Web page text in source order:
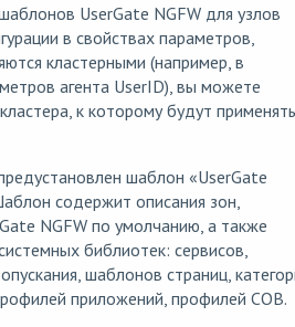
UserGate NGFW для узлов
в свойствах параметров,
кластерными (например, в
агента UserID), вы можете
к которому будут
шаблон «UserGate
содержит описания зон,
NGFW по умолчанию, а также
библиотек: сервисов,
шаблонов страниц,
приложений, профилей СОВ.